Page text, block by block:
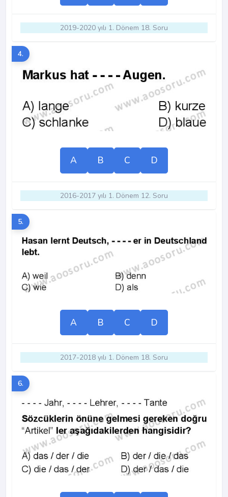
2019-2020 yılı 1. Dönem 18. Soru
4.
A B C D
2016-2017 yılı 1. Dönem 12. Soru
5.
A B C D
2017-2018 yılı 1. Dönem 18. Soru
6.